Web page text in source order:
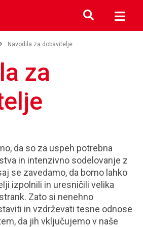
Navodila za dobavitelje
za
da so za uspeh potrebna
in intenzivno sodelovanje z
se zavedamo, da bomo lahko
izpolnili in uresničili velika
Zato si nenehno
in vzdrževati tesne odnose
da jih vključujemo v naše